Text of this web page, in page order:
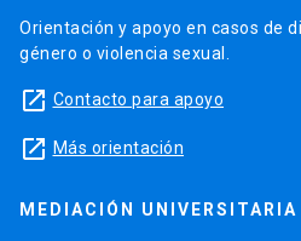
Orientación y apoyo en casos de
género o violencia sexual.
launch Contacto para apoyo
launch Más orientación
MEDIACIÓN UNIVERSITARIA